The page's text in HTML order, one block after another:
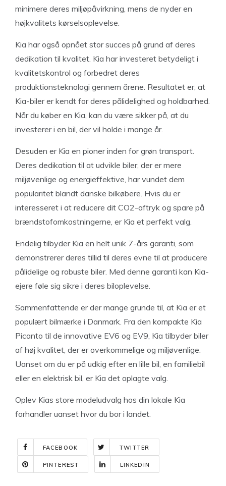
minimere deres miljøpåvirkning, mens de nyder en
højkvalitets kørselsoplevelse.
Kia har også opnået stor succes på grund af deres
dedikation til kvalitet. Kia har investeret betydeligt i
kvalitetskontrol og forbedret deres
produktionsteknologi gennem årene. Resultatet er, at
Kia-biler er kendt for deres pålidelighed og holdbarhed.
Når du køber en Kia, kan du være sikker på, at du
investerer i en bil, der vil holde i mange år.
Desuden er Kia en pioner inden for grøn transport.
Deres dedikation til at udvikle biler, der er mere
miljøvenlige og energieffektive, har vundet dem
popularitet blandt danske bilkøbere. Hvis du er
interesseret i at reducere dit CO2-aftryk og spare på
brændstofomkostningerne, er Kia et perfekt valg.
Endelig tilbyder Kia en helt unik 7-års garanti, som
demonstrerer deres tillid til deres evne til at producere
pålidelige og robuste biler. Med denne garanti kan Kia-
ejere føle sig sikre i deres biloplevelse.
Sammenfattende er der mange grunde til, at Kia er et
populært bilmærke i Danmark. Fra den kompakte Kia
Picanto til de innovative EV6 og EV9, Kia tilbyder biler
af høj kvalitet, der er overkommelige og miljøvenlige.
Uanset om du er på udkig efter en lille bil, en familiebil
eller en elektrisk bil, er Kia det oplagte valg.
Oplev Kias store modeludvalg hos din lokale Kia
forhandler uanset hvor du bor i landet.
FACEBOOK TWITTER
PINTEREST LINKEDIN